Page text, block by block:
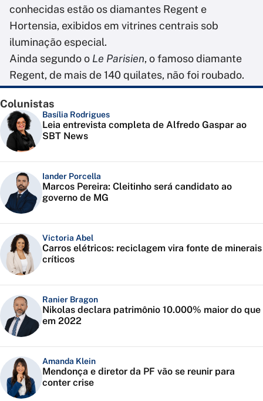
conhecidas estão os diamantes Regent e
Hortensia, exibidos em vitrines centrais sob
iluminação especial.
Ainda segundo o Le Parisien, o famoso diamante
Regent, de mais de 140 quilates, não foi roubado.
Colunistas
Basília Rodrigues
Leia entrevista completa de Alfredo Gaspar ao
SBT News
Iander Porcella
Marcos Pereira: Cleitinho será candidato ao
governo de MG
Victoria Abel
Carros elétricos: reciclagem vira fonte de minerais
críticos
Ranier Bragon
Nikolas declara patrimônio 10.000% maior do que
em 2022
Amanda Klein
Mendonça e diretor da PF vão se reunir para
conter crise